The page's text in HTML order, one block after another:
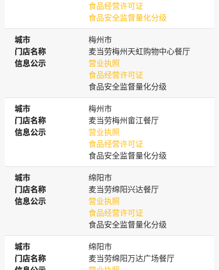
食品经营许可证
食品安全监督量化分级
城市
城市
梅州市
门店名称
门店名称
麦当劳梅州天虹购物中心餐厅
信息公示
信息公示
营业执照
食品经营许可证
食品安全监督量化分级
城市
城市
梅州市
门店名称
门店名称
麦当劳梅州畲江餐厅
信息公示
信息公示
营业执照
食品经营许可证
食品安全监督量化分级
城市
城市
绵阳市
门店名称
门店名称
麦当劳绵阳兴达餐厅
信息公示
信息公示
营业执照
食品经营许可证
食品安全监督量化分级
城市
城市
绵阳市
门店名称
门店名称
麦当劳绵阳万达广场餐厅